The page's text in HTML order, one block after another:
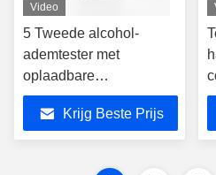
Video
5 Tweede alcohol-
ademtester met
oplaadbare
lithiumbatterie
Krijg Beste Prijs